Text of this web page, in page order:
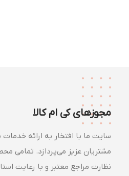
مجوزهای کی ام کالا
سایت ما با افتخار به ارائه خدمات
مشتریان عزیز می‌پردازد. تمامی
نظارت مراجع معتبر و با رعایت